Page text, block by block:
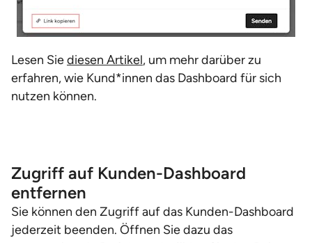
Lesen Siediesen Artikel, um mehr darüber zu
erfahren, wie Kund*innen das Dashboard für sich
nutzen können.
Zugriff auf Kunden-Dashboard
entfernen
Sie können den Zugriff auf das Kunden-Dashboard
jederzeit beenden. Öffnen Sie dazu das